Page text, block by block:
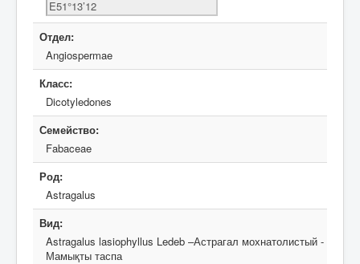
Отдел:
Angiospermae
Класс:
Dicotyledones
Семейство:
Fabaceae
Род:
Astragalus
Вид:
Astragalus lasiophyllus Ledeb –Астрагал мохнатолистый -
Мамықты таспа